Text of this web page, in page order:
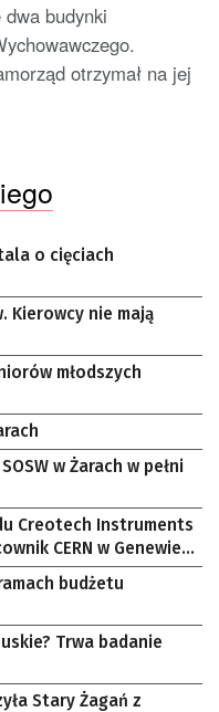
budynki
otrzymał na jej
o cięciach
Kierowcy nie mają
młodszych
w Żarach w pełni
Creotech Instruments
doktor
Rady
Lotniczo-
Badań
budżetu
Trwa badanie
Stary Żagań z